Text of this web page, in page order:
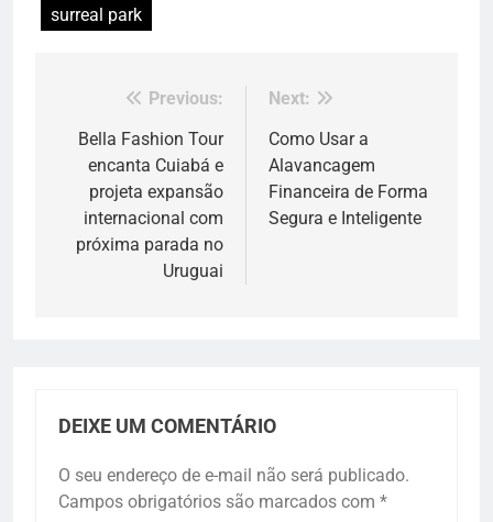
surreal park
Navegação
de
Post
Previous:
Bella Fashion Tour
encanta Cuiabá e
projeta expansão
internacional com
próxima parada no
Uruguai
Next:
Como Usar a
Alavancagem
Financeira de Forma
Segura e Inteligente
DEIXE UM COMENTÁRIO
O seu endereço de e-mail não será publicado.
Campos obrigatórios são marcados com *